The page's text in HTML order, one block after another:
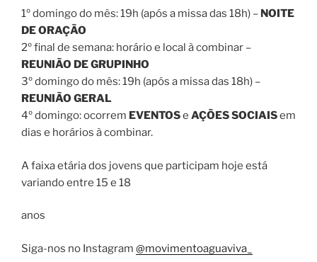
1º domingo do mês: 19h (após a missa das 18h) – NOITE
DE ORAÇÃO
2º final de semana: horário e local à combinar –
REUNIÃO DE GRUPINHO
3º domingo do mês: 19h (após a missa das 18h) –
REUNIÃO GERAL
4º domingo: ocorrem EVENTOSe AÇÕES SOCIAISem
dias e horários à combinar.
A faixa etária dos jovens que participam hoje está
variando entre 15 e 18
anos
Siga-nos no Instagram @movimentoaguaviva_